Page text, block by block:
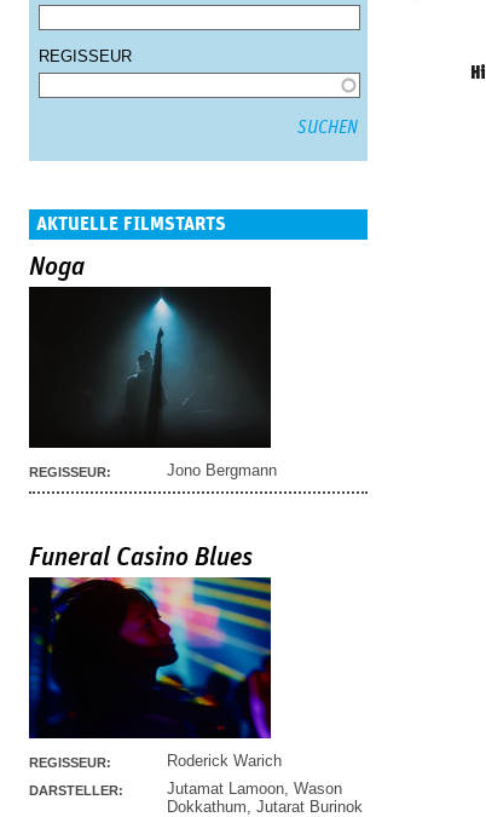
REGISSEUR
AKTUELLE FILMSTARTS
Noga
REGISSEUR: Jono Bergmann
Funeral Casino Blues
REGISSEUR: Roderick Warich
DARSTELLER: Jutamat Lamoon Wason
Dokkathum Jutarat Burinok